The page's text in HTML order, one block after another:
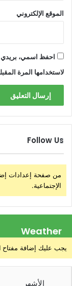
الموقع الإلكتروني
احفظ اسمي، بريدي
لاستخدامها المرة
Follow Us
من صفحة إعدادات
الإجتماعية.
Weather
يجب عليك إضافة مفتاح API للطقس من خلال صفحة إعدادات القالب > الدمج
الأشهر